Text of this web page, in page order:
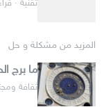
تقنية · قراءة 2
المزيد من مشكلة و حل
ما برج
ثقافة ومجتمع